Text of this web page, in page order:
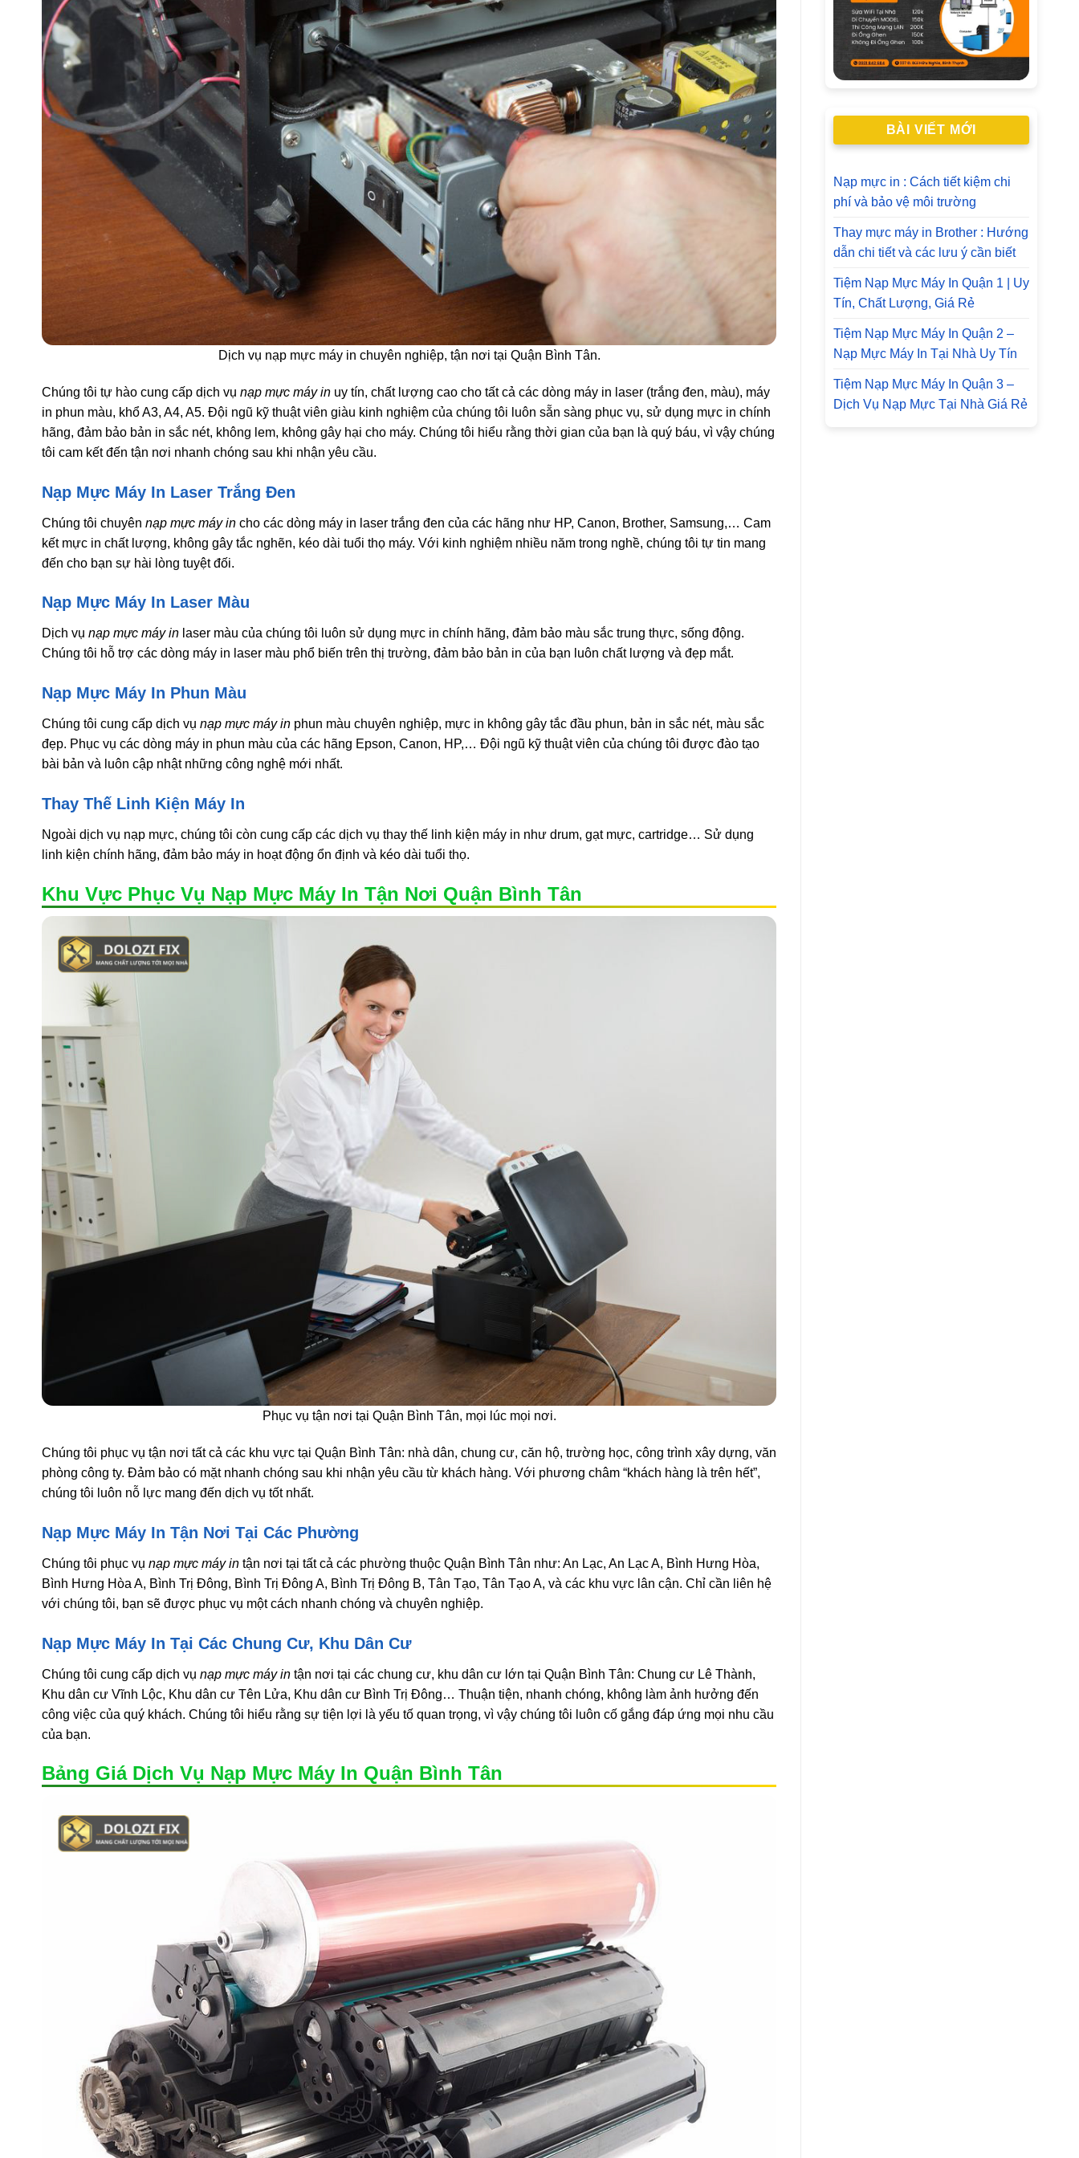
Dịch vụ nạp mực máy in chuyên nghiệp, tận nơi tại Quận Bình Tân.
Chúng tôi tự hào cung cấp dịch vụ nạp mực máy in uy tín, chất lượng cao cho tất cả các dòng máy in laser (trắng đen, màu), máy
in phun màu, khổ A3, A4, A5. Đội ngũ kỹ thuật viên giàu kinh nghiệm của chúng tôi luôn sẵn sàng phục vụ, sử dụng mực in chính
hãng, đảm bảo bản in sắc nét, không lem, không gây hại cho máy. Chúng tôi hiểu rằng thời gian của bạn là quý báu, vì vậy chúng
tôi cam kết đến tận nơi nhanh chóng sau khi nhận yêu cầu.
Nạp Mực Máy In Laser Trắng Đen
Chúng tôi chuyên nạp mực máy in cho các dòng máy in laser trắng đen của các hãng như HP, Canon, Brother, Samsung,… Cam
kết mực in chất lượng, không gây tắc nghẽn, kéo dài tuổi thọ máy. Với kinh nghiệm nhiều năm trong nghề, chúng tôi tự tin mang
đến cho bạn sự hài lòng tuyệt đối.
Nạp Mực Máy In Laser Màu
Dịch vụ nạp mực máy in laser màu của chúng tôi luôn sử dụng mực in chính hãng, đảm bảo màu sắc trung thực, sống động.
Chúng tôi hỗ trợ các dòng máy in laser màu phổ biến trên thị trường, đảm bảo bản in của bạn luôn chất lượng và đẹp mắt.
Nạp Mực Máy In Phun Màu
Chúng tôi cung cấp dịch vụ nạp mực máy in phun màu chuyên nghiệp, mực in không gây tắc đầu phun, bản in sắc nét, màu sắc
đẹp. Phục vụ các dòng máy in phun màu của các hãng Epson, Canon, HP,… Đội ngũ kỹ thuật viên của chúng tôi được đào tạo
bài bản và luôn cập nhật những công nghệ mới nhất.
Thay Thế Linh Kiện Máy In
Ngoài dịch vụ nạp mực, chúng tôi còn cung cấp các dịch vụ thay thế linh kiện máy in như drum, gạt mực, cartridge… Sử dụng
linh kiện chính hãng, đảm bảo máy in hoạt động ổn định và kéo dài tuổi thọ.
Khu Vực Phục Vụ Nạp Mực Máy In Tận Nơi Quận Bình Tân
Phục vụ tận nơi tại Quận Bình Tân, mọi lúc mọi nơi.
Chúng tôi phục vụ tận nơi tất cả các khu vực tại Quận Bình Tân: nhà dân, chung cư, căn hộ, trường học, công trình xây dựng, văn
phòng công ty. Đảm bảo có mặt nhanh chóng sau khi nhận yêu cầu từ khách hàng. Với phương châm “khách hàng là trên hết”,
chúng tôi luôn nỗ lực mang đến dịch vụ tốt nhất.
Nạp Mực Máy In Tận Nơi Tại Các Phường
Chúng tôi phục vụ nạp mực máy in tận nơi tại tất cả các phường thuộc Quận Bình Tân như: An Lạc, An Lạc A, Bình Hưng Hòa,
Bình Hưng Hòa A, Bình Trị Đông, Bình Trị Đông A, Bình Trị Đông B, Tân Tạo, Tân Tạo A, và các khu vực lân cận. Chỉ cần liên hệ
với chúng tôi, bạn sẽ được phục vụ một cách nhanh chóng và chuyên nghiệp.
Nạp Mực Máy In Tại Các Chung Cư, Khu Dân Cư
Chúng tôi cung cấp dịch vụ nạp mực máy in tận nơi tại các chung cư, khu dân cư lớn tại Quận Bình Tân: Chung cư Lê Thành,
Khu dân cư Vĩnh Lộc, Khu dân cư Tên Lửa, Khu dân cư Bình Trị Đông… Thuận tiện, nhanh chóng, không làm ảnh hưởng đến
công việc của quý khách. Chúng tôi hiểu rằng sự tiện lợi là yếu tố quan trọng, vì vậy chúng tôi luôn cố gắng đáp ứng mọi nhu cầu
của bạn.
Bảng Giá Dịch Vụ Nạp Mực Máy In Quận Bình Tân
BÀI VIẾT MỚI
Nạp mực in : Cách tiết kiệm chi
phí và bảo vệ môi trường
Thay mực máy in Brother : Hướng
dẫn chi tiết và các lưu ý cần biết
Tiệm Nạp Mực Máy In Quận 1 | Uy
Tín, Chất Lượng, Giá Rẻ
Tiệm Nạp Mực Máy In Quận 2 –
Nạp Mực Máy In Tại Nhà Uy Tín
Tiệm Nạp Mực Máy In Quận 3 –
Dịch Vụ Nạp Mực Tại Nhà Giá Rẻ